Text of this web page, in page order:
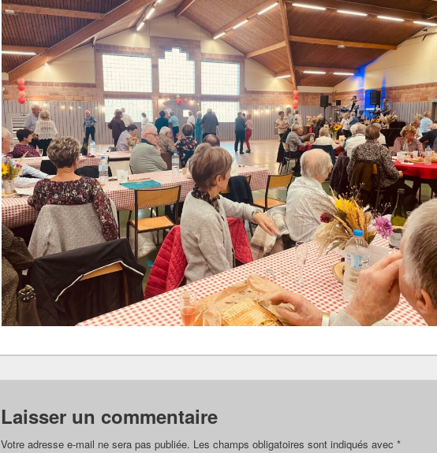
Laisser un commentaire
Votre adresse e-mail ne sera pas publiée. Les champs obligatoires sont indiqués avec *